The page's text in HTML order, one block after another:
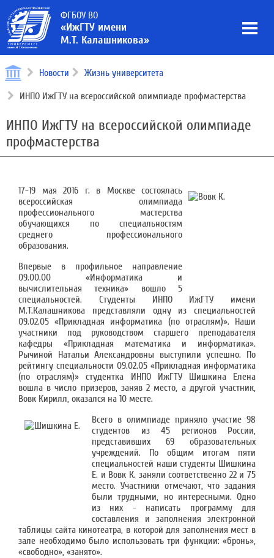
ФГБОУ ВО
«ИжГТУ имени
М.Т. Калашникова»
Новости Жизнь университета
ИНПО ИжГТУ на всероссийской олимпиаде профмастерства
ИНПО ИжГТУ на всероссийской олимпиаде
профмастерства
17-19 мая 2016 г. в Москве состоялась
всероссийская олимпиада
профессионального мастерства
обучающихся по специальностям
среднего профессионального
образования.
Впервые в профильное направление
09.00.00 «Информатика и
вычислительная техника» вошло 5
специальностей. Студенты ИНПО ИжГТУ имени
М.Т.Калашникова представляли одну из специальностей
09.02.05 «Прикладная информатика (по отраслям)». Наши
участники под руководством старшего преподавателя
кафедры «Прикладная математика и информатика».
Рычиной Натальи Александровны выступили успешно. По
рейтингу специальности 09.02.05 «Прикладная информатика
(по отраслям)» студентка ИНПО ИжГТУ Шишкина Елена
вошла в число призеров, заняв 2 место, а другой участник,
Вовк Кирилл, оказался на 10 месте.
Всего в олимпиаде приняло участие 98
студентов из 45 регионов России,
представивших 69 образовательных
учреждений. По общим итогам пяти
специальностей наши студенты Шишкина
Е. и Вовк К. заняли соответственно 22 и 75
место. Участники отмечают, что задания
были трудными, но интересными. Одно
из них - написать программу для
составления и заполнения электронной
таблицы сайта кинотеатра, в которой для заполнения мест в
зале необходимо было использовать три функции: «бронь»,
«свободно», «занято».